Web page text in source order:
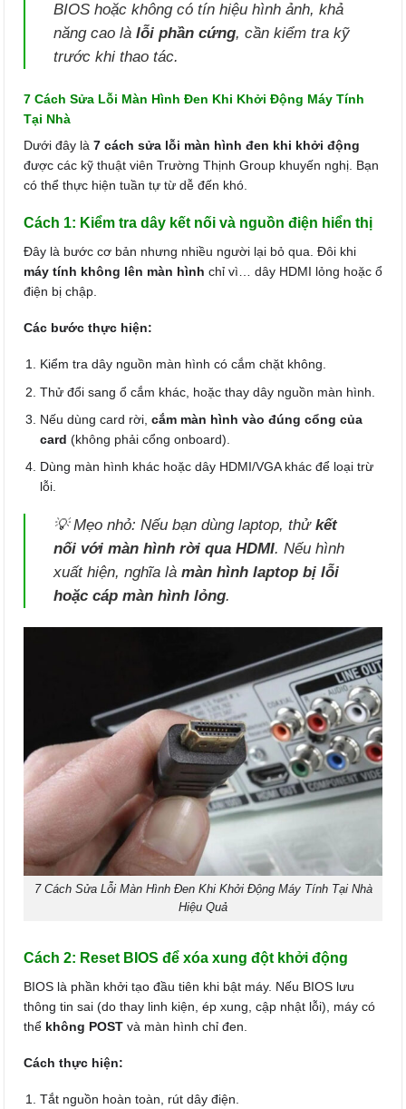
BIOS hoặc không có tín hiệu hình ảnh, khả
năng cao làlỗi phần cứng, cần kiểm tra kỹ
trước khi thao tác.
7 Cách Sửa Lỗi Màn Hình Đen Khi Khởi Động Máy Tính
Tại Nhà
Dưới đây là 7 cách sửa lỗi màn hình đen khi khởi động
được các kỹ thuật viên Trường Thịnh Group khuyến nghị. Bạn
có thể thực hiện tuần tự từ dễ đến khó.
Cách 1: Kiểm tra dây kết nối và nguồn điện hiển thị
Đây là bước cơ bản nhưng nhiều người lại bỏ qua. Đôi khi
máy tính không lên màn hình chỉ vì… dây HDMI lỏng hoặc ổ
điện bị chập.
Các bước thực hiện:
Kiểm tra dây nguồn màn hình có cắm chặt không.
Thử đổi sang ổ cắm khác, hoặc thay dây nguồn màn hình.
Nếu dùng card rời,cắm màn hình vào đúng cổng của
card (không phải cổng onboard).
Dùng màn hình khác hoặc dây HDMI/VGA khác để loại trừ
lỗi.
💡Mẹo nhỏ: Nếu bạn dùng laptop, thửkết
nối với màn hình rời qua HDMI. Nếu hình
xuất hiện, nghĩa làmàn hình laptop bị lỗi
hoặc cáp màn hình lỏng.
7 Cách Sửa Lỗi Màn Hình Đen Khi Khởi Động Máy Tính Tại Nhà
Hiệu Quả
Cách 2: Reset BIOS để xóa xung đột khởi động
BIOS là phần khởi tạo đầu tiên khi bật máy. Nếu BIOS lưu
thông tin sai (do thay linh kiện, ép xung, cập nhật lỗi), máy có
thể không POST và màn hình chỉ đen.
Cách thực hiện:
Tắt nguồn hoàn toàn, rút dây điện.